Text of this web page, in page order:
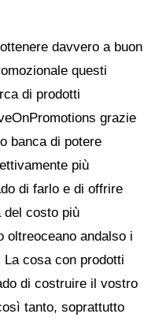
davvero a buon
questi
di prodotti
grazie
banca di potere
più
di farlo e di offrire
del costo più
oltreoceano andalso i
cosa con prodotti
di costruire il vostro
tanto, soprattutto